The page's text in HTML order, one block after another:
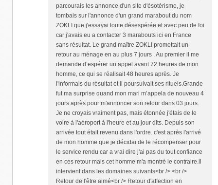
parcourais les annonce d'un site d'ésotérisme, je
tombais sur l'annonce d'un grand marabout du nom
ZOKLI que j'essayai toute désespérée et avec peu de foi
car j'avais eu a contacter 3 marabouts ici en France
sans résultat. Le grand maître ZOKLI promettait un
retour au ménage en au plus 7 jours . Au premier il me
demande d’espérer un appel avant 72 heures de mon
homme, ce qui se réalisait 48 heures après. Je
l'informais du résultat et il poursuivait ses rituels.Grande
fut ma surprise quand mon mari m’appela de nouveau 4
jours après pour m'annoncer son retour dans 03 jours.
Je ne croyais vraiment pas, mais étonnée j'étais de le
voire à l'aéroport à l'heure et au jour dits. Depuis son
arrivée tout était revenu dans l'ordre. c'est après l'arrivé
de mon homme que je décidai de le récompenser pour
le service rendu car a vrai dire j'ai pas du tout confiance
en ces retour mais cet homme m'a montré le contraire.il
intervient dans les domaines suivants<br /> <br />
Retour de l'être aimé<br /> Retour d'affection en